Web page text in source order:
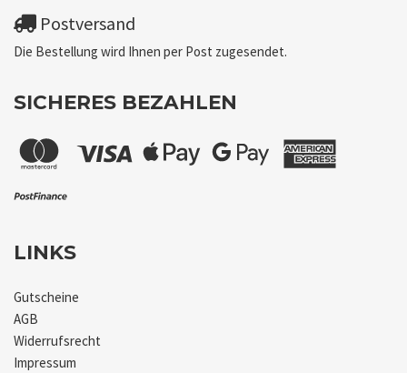
Postversand
Die Bestellung wird Ihnen per Post zugesendet.
SICHERES BEZAHLEN
LINKS
Gutscheine
AGB
Widerrufsrecht
Impressum